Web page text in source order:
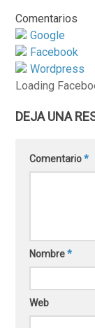
Comentarios
Google
Facebook
Wordpress
Loading
DEJA UNA
Comentario*
Nombre*
Web